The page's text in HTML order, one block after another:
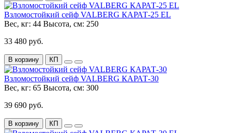
Взломостойкий сейф VALBERG КАРАТ-25 EL
Вес, кг: 44 Высота, см: 250
33 480 руб.
В корзину КП
Взломостойкий сейф VALBERG КАРАТ-30
Вес, кг: 65 Высота, см: 300
39 690 руб.
В корзину КП